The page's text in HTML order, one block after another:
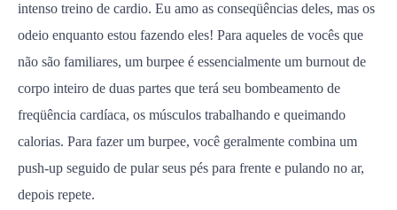
intenso treino de cardio. Eu amo as conseqüências deles, mas os
odeio enquanto estou fazendo eles! Para aqueles de vocês que
não são familiares, um burpee é essencialmente um burnout de
corpo inteiro de duas partes que terá seu bombeamento de
freqüência cardíaca, os músculos trabalhando e queimando
calorias. Para fazer um burpee, você geralmente combina um
push-up seguido de pular seus pés para frente e pulando no ar,
depois repete.